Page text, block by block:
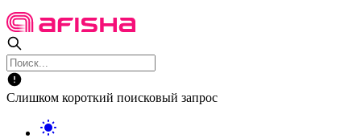
Слишком короткий поисковый запрос